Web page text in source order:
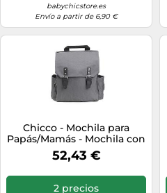
babychicstore.es
Envío a partir de 6,90 €
Chicco - Mochila para
Papás/Mamás - Mochila con
Compartimentos Ideal para
Accesorios Del Bebé, Color
52,43 €
2 precios